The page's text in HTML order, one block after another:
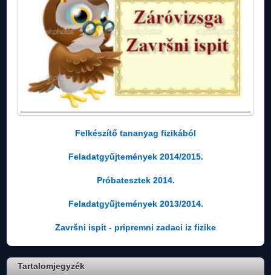
Felkészítő tananyag fizikából
Feladatgyűjtemények 2014/2015.
Próbatesztek 2014.
Feladatgyűjtemények 2013/2014.
Završni ispit - pripremni zadaci iz fizike
Tartalomjegyzék